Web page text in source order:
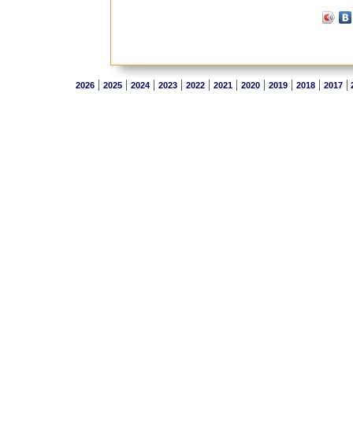
2026| 2025| 2024| 2023| 2022| 2021| 2020| 2019| 2018| 2017|